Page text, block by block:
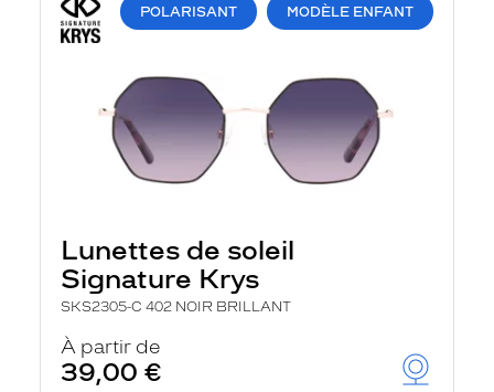
POLARISANT MODÈLE ENFANT
Lunettes de soleil
Signature Krys
SKS2305-C 402 NOIR BRILLANT
À partir de
39,00 €